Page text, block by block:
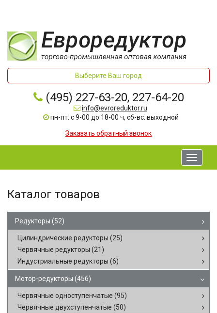
Выберите Ваш город
(495) 227-63-20, 227-64-20
info@evroreduktor.ru
пн-пт: с 9-00 до 18-00 ч, сб-вс: выходной
Заказать обратный звонок
Toggle
Каталог товаров
Редукторы (52)
Цилиндрические редукторы (25)
Червячные редукторы (21)
Индустриальные редукторы (6)
Мотор-редукторы (456)
Червячные одноступенчатые (95)
Червячные двухступенчатые (50)